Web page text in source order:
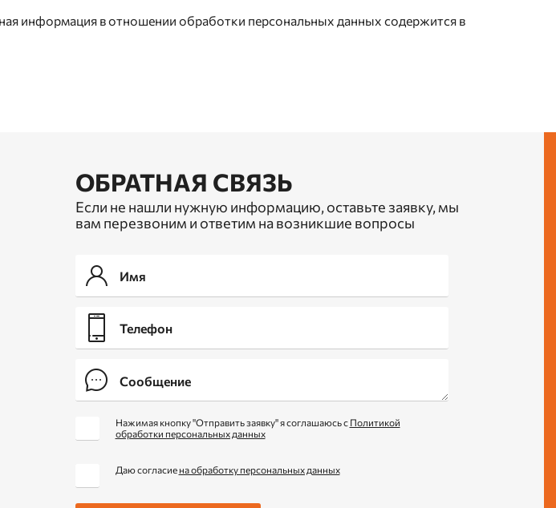
информация в отношении обработки персональных данных содержится в
ОБРАТНАЯ СВЯЗЬ
Если не нашли нужную информацию, оставьте заявку, мы
вам перезвоним и ответим на возникшие вопросы
Нажимая кнопку "Отправить заявку" я соглашаюсь с Политикой
обработки персональных данных
Даю согласие на обработку персональных данных